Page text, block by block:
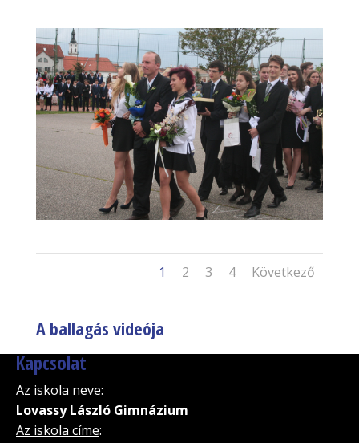
1 2 3 4 Következő
A ballagás videója
Kapcsolat
Az iskola neve:
Lovassy László Gimnázium
Az iskola címe: